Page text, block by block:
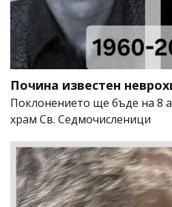
Почина известен
Поклонението ще бъде на 8
храм Св. Седмочисленици